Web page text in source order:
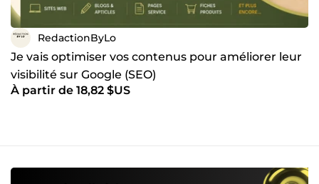
RedactionByLo
Je vais optimiser vos contenus pour améliorer leur
visibilité sur Google (SEO)
À partir de 18,82 $US